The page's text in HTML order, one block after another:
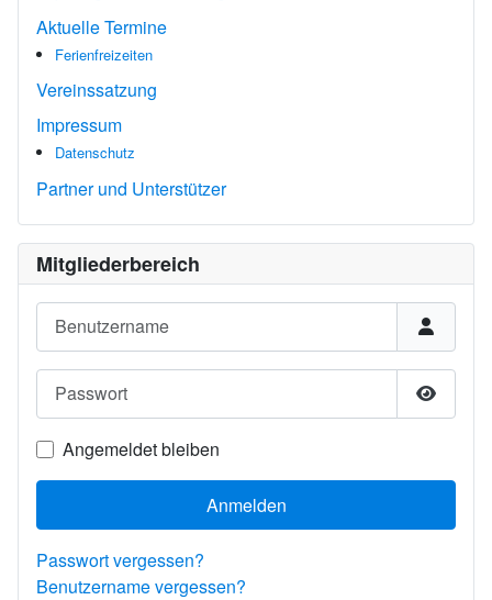
Aktuelle Termine
Ferienfreizeiten
Vereinssatzung
Impressum
Datenschutz
Partner und Unterstützer
Mitgliederbereich
Benutzername
Passwort
Angemeldet bleiben
Anmelden
Passwort vergessen?
Benutzername vergessen?